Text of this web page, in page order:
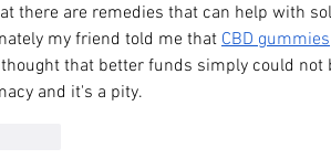
there are remedies that can help with
my friend told me that CBD gummies
that better funds simply could not
and it's a pity.